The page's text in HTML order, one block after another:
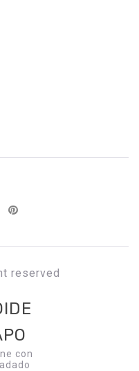
reserved
con